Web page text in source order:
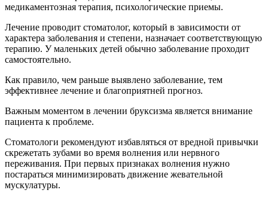
медикаментозная терапия, психологические приемы.
Лечение проводит стоматолог, который в зависимости от
характера заболевания и степени, назначает соответствующую
терапию. У маленьких детей обычно заболевание проходит
самостоятельно.
Как правило, чем раньше выявлено заболевание, тем
эффективнее лечение и благоприятней прогноз.
Важным моментом в лечении бруксизма является внимание
пациента к проблеме.
Стоматологи рекомендуют избавляться от вредной привычки
скрежетать зубами во время волнения или нервного
переживания. При первых признаках волнения нужно
постараться минимизировать движение жевательной
мускулатуры.